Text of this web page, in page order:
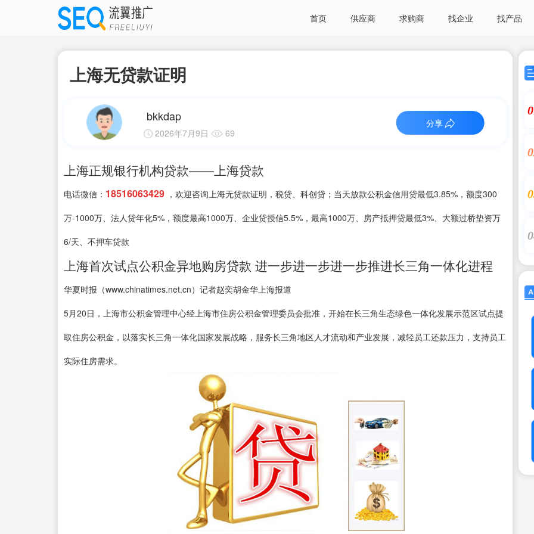
首页 供应商 求购商 找企业 找产品
上海无贷款证明
bkkdap
2026年7月9日 69
分享
上海正规银行机构贷款——上海贷款
电话微信： 18516063429 ，欢迎咨询上海无贷款证明，税贷、科创贷；当天放款公积金信用贷最低3.85%，额度300
万-1000万、法人贷年化5%，额度最高1000万、企业贷授信5.5%，最高1000万、房产抵押贷最低3%、大额过桥垫资万
6/天、不押车贷款
上海首次试点公积金异地购房贷款 进一步进一步进一步推进长三角一体化进程
华夏时报（www.chinatimes.net.cn）记者赵奕胡金华上海报道
5月20日，上海市公积金管理中心经上海市住房公积金管理委员会批准，开始在长三角生态绿色一体化发展示范区试点提
取住房公积金，以落实长三角一体化国家发展战略，服务长三角地区人才流动和产业发展，减轻员工还款压力，支持员工
实际住房需求。